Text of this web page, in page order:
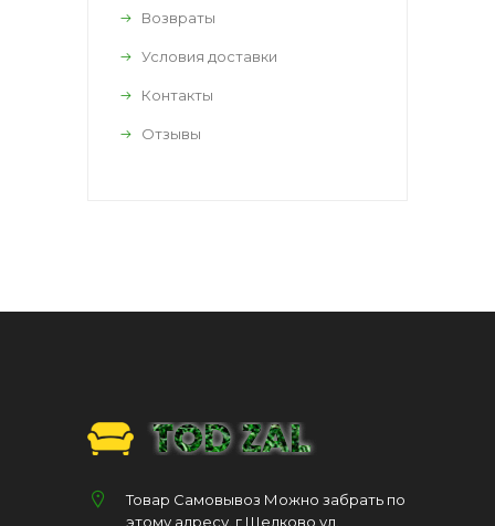
Возвраты
Условия доставки
Контакты
Отзывы
Товар Самовывоз Можно забрать по
этому адресу. г Щелково ул.